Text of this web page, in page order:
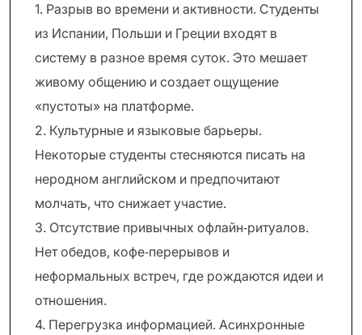
1. Разрыв во времени и активности. Студенты
из Испании, Польши и Греции входят в
систему в разное время суток. Это мешает
живому общению и создает ощущение
«пустоты» на платформе.
2. Культурные и языковые барьеры.
Некоторые студенты стесняются писать на
неродном английском и предпочитают
молчать, что снижает участие.
3. Отсутствие привычных офлайн‑ритуалов.
Нет обедов, кофе‑перерывов и
неформальных встреч, где рождаются идеи и
отношения.
4. Перегрузка информацией. Асинхронные